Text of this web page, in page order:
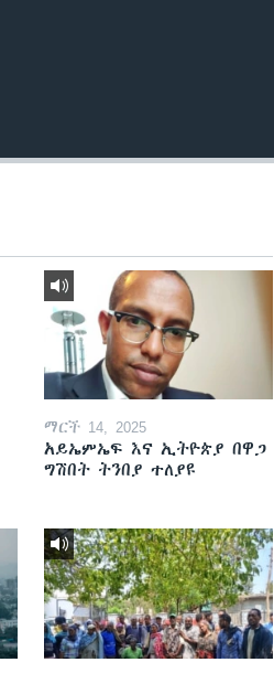
ማርች 14, 2025
አይኤምኤፍ እና ኢትዮጵያ በዋጋ
ግሽበት ትንበያ ተለያዩ